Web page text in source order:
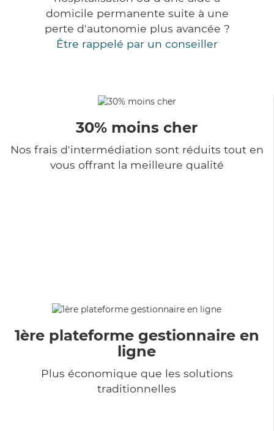
domicile permanente suite à une
perte d'autonomie plus avancée ?
Être rappelé par un conseiller
30% moins cher
Nos frais d'intermédiation sont réduits tout en
vous offrant la meilleure qualité
1ère plateforme gestionnaire en
ligne
Plus économique que les solutions
traditionnelles